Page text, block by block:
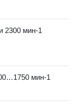
2300 мин-1
мин-1